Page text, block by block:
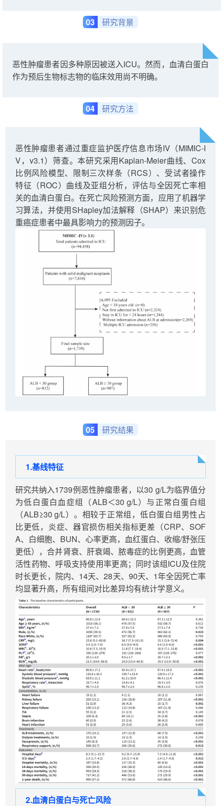
03 研究背景
恶性肿瘤患者因多种原因被送入ICU。然而，血清白蛋白
作为预后生物标志物的临床效用尚不明确。
04 研究方法
恶性肿瘤患者通过重症监护医疗信息市场IV（MIMIC-I
V，v3.1）筛查。本研究采用Kaplan-Meier曲线、Cox
比例风险模型、限制三次样条（RCS）、受试者操作
特征（ROC）曲线及亚组分析，评估与全因死亡率相
关的血清白蛋白。在死亡风险预测方面，应用了机器学
习算法，并使用SHapley加法解释（SHAP）来识别危
重癌症患者中最具影响力的预测因子。
05 研究结果
1.基线特征
研究共纳入1739例恶性肿瘤患者，以30 g/L为临界值分
为低白蛋白血症组（ALB＜30 g/L）与正常白蛋白组
（ALB≥30 g/L）。相较于正常组，低白蛋白组男性占
比更低，炎症、器官损伤相关指标更差（CRP、SOF
A、白细胞、BUN、心率更高，血红蛋白、收缩/舒张压
更低），合并肾衰、肝衰竭、脓毒症的比例更高，血管
活性药物、呼吸支持使用率更高；同时该组ICU及住院
时长更长，院内、14天、28天、90天、1年全因死亡率
均显著升高，所有组间对比差异均有统计学意义。
2.血清白蛋白与死亡风险